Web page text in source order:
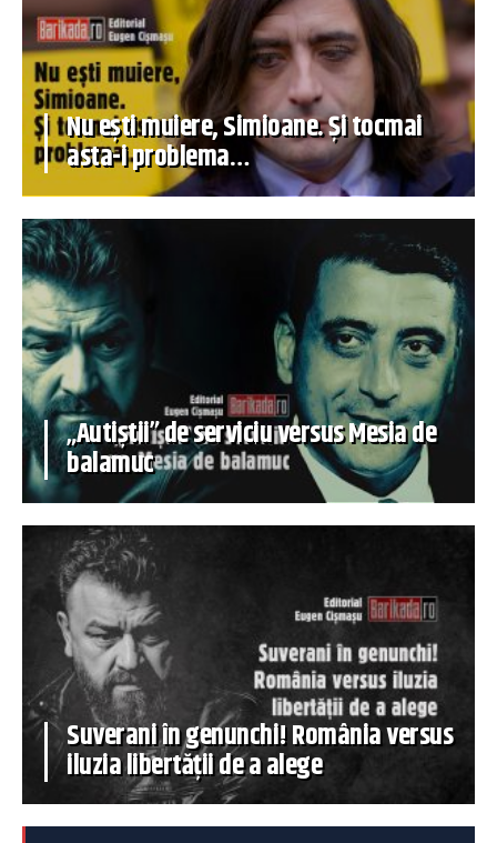
Nu ești muiere, Simioane. Și tocmai
asta-i problema…
„Autiștii” de serviciu versus Mesia de
balamuc
Suverani în genunchi! România versus
iluzia libertății de a alege